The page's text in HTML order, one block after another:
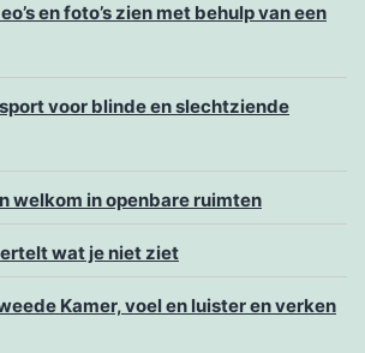
en foto’s zien met behulp van een
voor blinde en slechtziende
welkom in openbare ruimten
wat je niet ziet
Kamer, voel en luister en verken